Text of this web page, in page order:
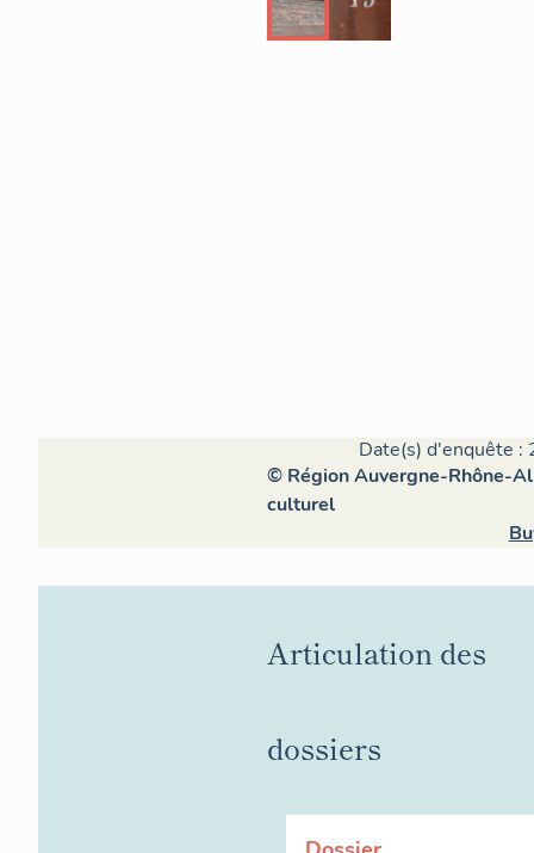
Date(s) d'enquête :
© Région Auvergne-Rhône-
culturel
Articulation des
dossiers